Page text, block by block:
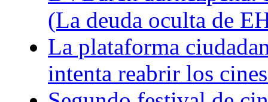
(La deuda oculta de
La plataforma
intenta reabrir los